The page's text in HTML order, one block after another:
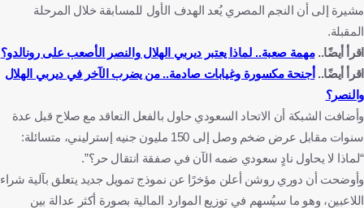
مشيرة إلى أن النجم المصري يُعد الهدف الأول للمسابقة خلال المرحلة
المقبلة.
اقرأ أيضًا..مهمة صعبة.. لماذا يعتبر ديربي الهلال والنصر الأصعب على رونالدو؟
اقرأ أيضًا.. أجنحة مكسورة وغيابات صادمة.. من يضرب الآخر في ديربي الهلال
والنصر؟
وأضافت الشبكة أن الاتحاد السعودي حاول بالفعل التعاقد مع صلاح قبل عدة
سنوات مقابل عرض ضخم وصل إلى 150 مليون جنيه إسترليني، متسائلة:
“لماذا لا يحاول نادٍ سعودي ضمه الآن في صفقة انتقال حر؟”.
وأوضحت أن دوري روشن أعلن مؤخرًا عن نموذج تمويل جديد يتعلق بآلية شراء
اللاعبين، وهو ما سيُسهم في توزيع الموارد المالية بصورة أكثر عدالة بين